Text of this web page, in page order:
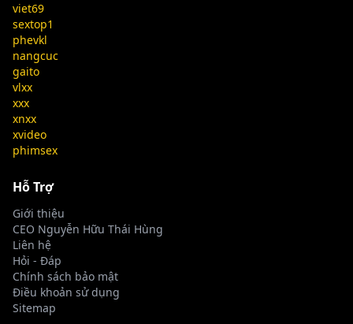
Full HD
Full HD
Full HD
👁 347 lượt xem
Full HD
viet69
sextop1
phevkl
nangcuc
gaito
vlxx
xxx
xnxx
xvideo
phimsex
Hỗ Trợ
Giới thiệu
CEO Nguyễn Hữu Thái Hùng
Liên hệ
Hỏi - Đáp
Chính sách bảo mật
Điều khoản sử dụng
Sitemap